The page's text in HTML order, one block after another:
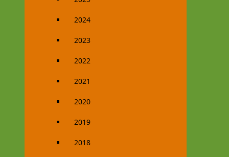
2024
2023
2022
2021
2020
2019
2018